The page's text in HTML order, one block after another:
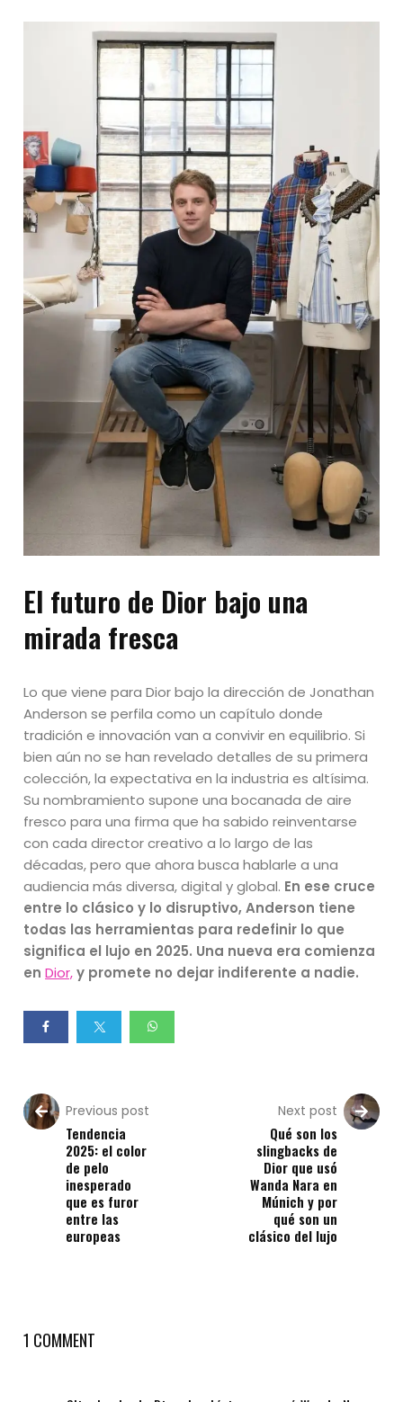
El futuro de Dior bajo una
mirada fresca
Lo que viene para Dior bajo la dirección de Jonathan
Anderson se perfila como un capítulo donde
tradición e innovación van a convivir en equilibrio. Si
bien aún no se han revelado detalles de su primera
colección, la expectativa en la industria es altísima.
Su nombramiento supone una bocanada de aire
fresco para una firma que ha sabido reinventarse
con cada director creativo a lo largo de las
décadas, pero que ahora busca hablarle a una
audiencia más diversa, digital y global. En ese cruce
entre lo clásico y lo disruptivo, Anderson tiene
todas las herramientas para redefinir lo que
significa el lujo en 2025. Una nueva era comienza
enDior,y promete no dejar indiferente a nadie.
Previous post
Tendencia
2025: el color
de pelo
inesperado
que es furor
entre las
europeas
Next post
Qué son los
slingbacks de
Dior que usó
Wanda Nara en
Múnich y por
qué son un
clásico del lujo
1 COMMENT